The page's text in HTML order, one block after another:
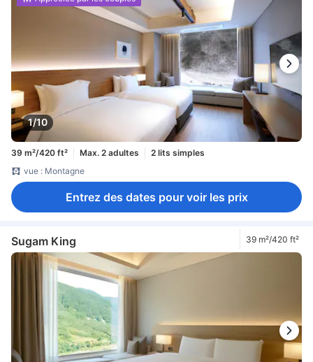
1/10
39 m²/420 ft² Max. 2 adultes
2 lits simples
vue : Montagne
Entrez des dates pour voir les prix
Sugam King 39 m²/420 ft²